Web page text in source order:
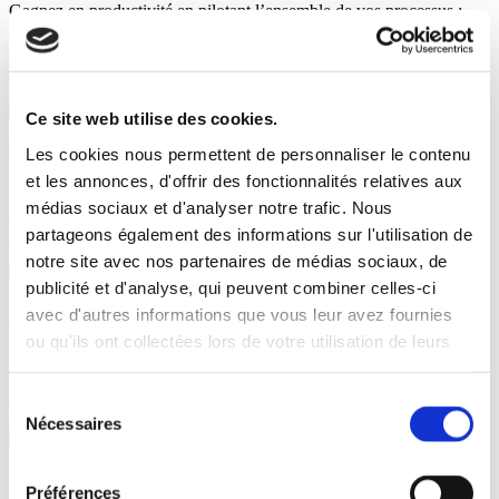
Ce site web utilise des cookies.
Les cookies nous permettent de personnaliser le contenu
et les annonces, d'offrir des fonctionnalités relatives aux
médias sociaux et d'analyser notre trafic. Nous
partageons également des informations sur l'utilisation de
notre site avec nos partenaires de médias sociaux, de
publicité et d'analyse, qui peuvent combiner celles-ci
avec d'autres informations que vous leur avez fournies
ou qu'ils ont collectées lors de votre utilisation de leurs
Nécessaires
Préférences
Gagnez en productivité en pilotant l’ensemble de vos processus :
gestion de la production, des stocks, des achats, des ventes, de la
relation clients…
Découvrir iDViniStoria
Logiciel de comptabilité matières
Allégez vos tâches administratives et soyez en parfaite conformité
avec les procédures réglementaires : DAI, DRM, inventaires…
Découvrir iDRegiFlow
Logiciel d’analyse statistique
prenez les bonnes décisions grâce à notre solution BI et Analytics
Solution de caisse digitale